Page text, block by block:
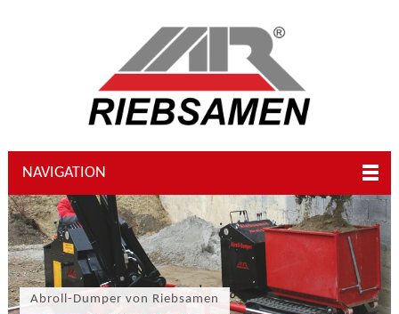
NAVIGATION
Abroll-Dumper von Riebsamen